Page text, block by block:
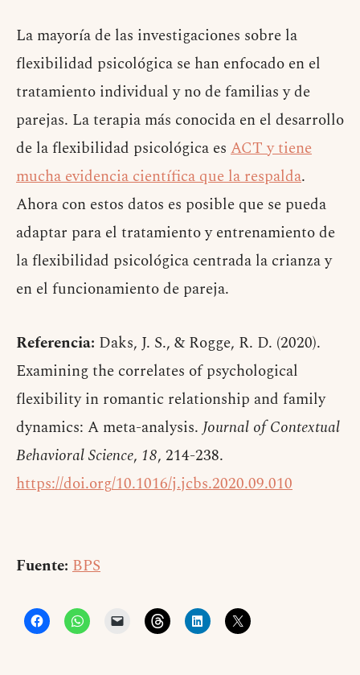
La mayoría de las investigaciones sobre la
flexibilidad psicológica se han enfocado en el
tratamiento individual y no de familias y de
parejas. La terapia más conocida en el desarrollo
de la flexibilidad psicológica es ACT y tiene
mucha evidencia científica que la respalda.
Ahora con estos datos es posible que se pueda
adaptar para el tratamiento y entrenamiento de
la flexibilidad psicológica centrada la crianza y
en el funcionamiento de pareja.
Referencia: Daks, J. S., & Rogge, R. D. (2020).
Examining the correlates of psychological
flexibility in romantic relationship and family
dynamics: A meta-analysis.Journal of Contextual
Behavioral Science, 18, 214-238.
https://doi.org/10.1016/j.jcbs.2020.09.010
Fuente: BPS